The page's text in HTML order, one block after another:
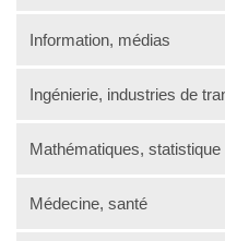
Information, médias
Ingénierie, industries de
Mathématiques, statistique
Médecine, santé